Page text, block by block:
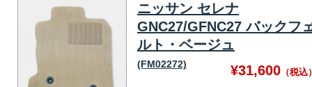
ニッサン セレナ
GNC27/GFNC27 バックフ
ルト・ベージュ
(FM02272) ¥31,600 （税込